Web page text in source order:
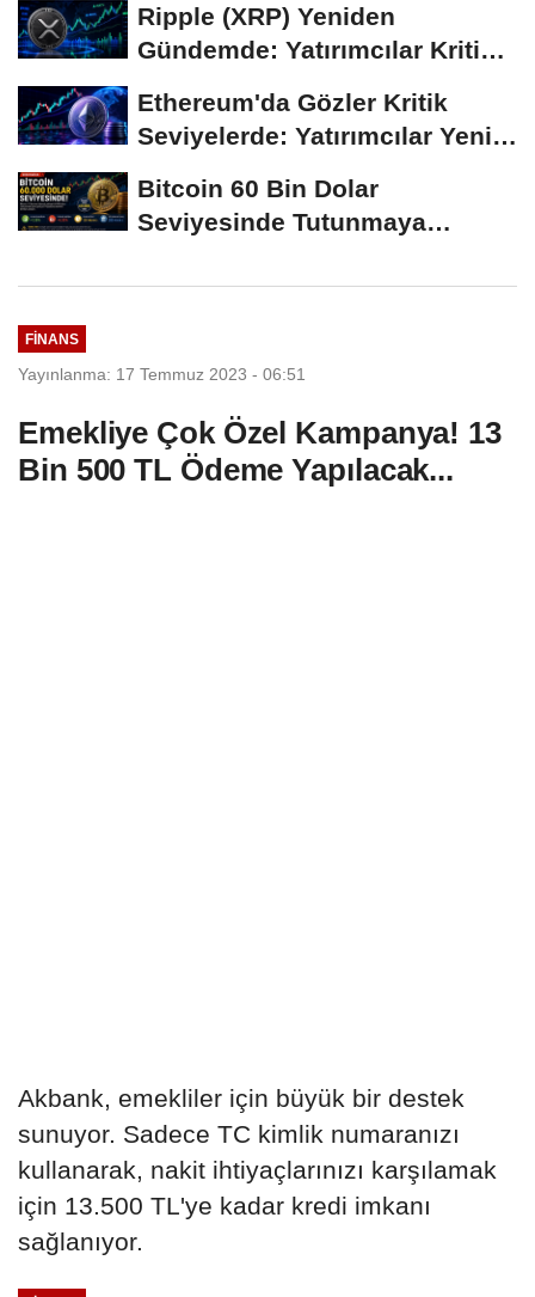
Ripple (XRP) Yeniden
Gündemde: Yatırımcılar Kritik
Ethereum'da Gözler Kritik
Seviyelerde: Yatırımcılar Yeni
Bitcoin 60 Bin Dolar
Seviyesinde Tutunmaya
FINANS
Yayınlanma: 17 Temmuz 2023 - 06:51
Emekliye Çok Özel Kampanya! 13
Bin 500 TL Ödeme Yapılacak...
Akbank, emekliler için büyük bir destek
sunuyor. Sadece TC kimlik numaranızı
kullanarak, nakit ihtiyaçlarınızı karşılamak
için 13.500 TL'ye kadar kredi imkanı
sağlanıyor.